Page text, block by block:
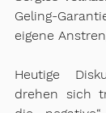
Geling-
eigene
Heutige
drehen sich